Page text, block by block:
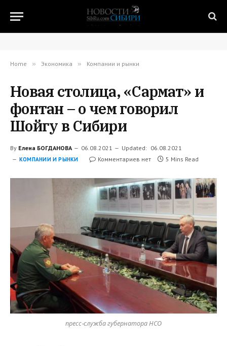
Home » Экономика » Компании и рынки
Новая столица, «Сармат» и
фонтан – о чем говорил
Шойгу в Сибири
By Елена БОГДАНОВА 06.08.2021 Updated: 06.08.2021
КОМПАНИИ И РЫНКИ Комментариев нет 5 Mins Read
пресс-служба губернатора НСО